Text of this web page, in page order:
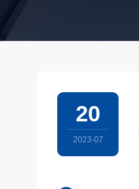
20
2023-07